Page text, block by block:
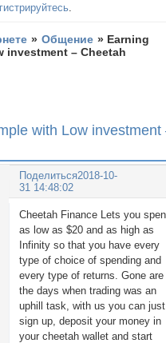
» Общение » Earning
investment – Cheetah
with Low investment
Поделиться2018-10-
31 14:48:02
Cheetah Finance Lets you
as low as $20 and as high as
Infinity so that you have every
type of choice of spending and
every type of returns. Gone are
the days when trading was an
uphill task, with us you can just
sign up, deposit your money in
your cheetah wallet and start